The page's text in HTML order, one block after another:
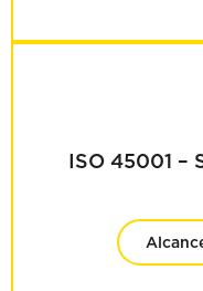
ISO 45001 –